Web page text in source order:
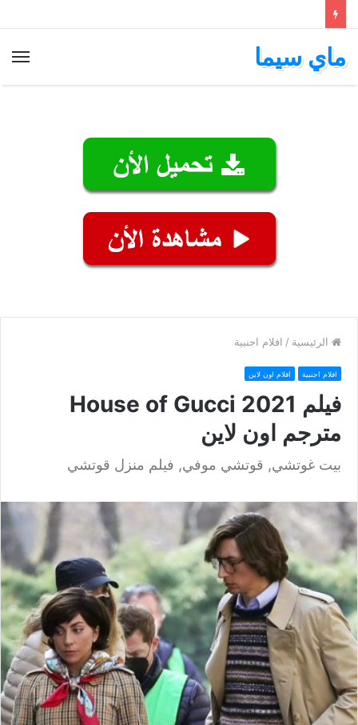
ماي سيما
الرئيسية / افلام اجنبية
افلام اجنبية افلام اون لاين
فيلم House of Gucci 2021
مترجم اون لاين
بيت غوتشي, قوتشي موفي, فيلم منزل قوتشي